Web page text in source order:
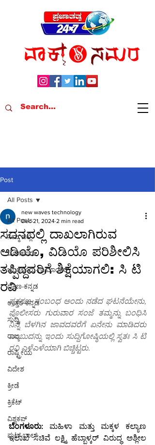
Post
All Posts
ನಿಮ್ಮ ಜಿಲ್ಲೆ
ಬೆಂಗಳೂರು
ಬೆಂಗಳೂರು-ಗ್ರಾಮಾಂತರ
ದಕ್ಷಿಣ-ಕನ್ನಡ
ಉತ್ತರ-ಕನ್ನಡ
ಸುದ್ದಿ
ರಾಜ್ಯ
ರಾಷ್ಟ್ರೀಯ
ವಿದೇಶ
ಕ್ರೀಡೆ
ಕ್ರಿಕೆಟ್
ವಿಶ್ವಕಪ್
ಫುಟ್-ಬಾಲ್
All Posts
ಸದನದಲ್ಲಿ ದಾಖಲಾಗಿರುವ
ಆಡಿಯೊ, ವಿಡಿಯೊ ಪರಿಶೀಲಿಸಿ
ತಪ್ಪಿದ್ದವರಿಗೆ ಶಿಕ್ಷೆಯಾಗಲಿ: ಸಿ ಟಿ
ರವಿ
new waves technology
Dec 21, 2024 2 min read
ಪ್ರಕರಣ ಸಂಬಂಧ ಅಂದು ನಡೆದ ಘಟನೆಯೇನು,
ಪೊಲೀಸರು ಗುರುವಾರ ಸಂಜೆ ತಮ್ಮನ್ನು ಬಂಧಿಸಿ
ನಿನ್ನೆ ಬೆಳಗಿನ ಜಾವದವರೆಗೆ ಏನೇನು ಮಾಡಿದರು
ಎಂಬುದನ್ನು ಇಂದು ಸುದ್ದಿಗೋಷ್ಠಿಯಲ್ಲಿ ಸ್ವತಃ ಸಿ ಟಿ
ರವಿ ಎಳೆಎಳೆಯಾಗಿ ಬಿಚ್ಚಿಟ್ಟರು.
ಬೆಂಗಳೂರು: ಮಹಿಳಾ ಮತ್ತು ಮಕ್ಕಳ ಕಲ್ಯಾಣ
ಇಲಾಖೆ ಸಚಿವೆ ಲಕ್ಷ್ಮಿ ಹೆಬ್ಬಾಳ್ಕರ್ ವಿರುದ್ಧ ಅಶ್ಲೀಲ